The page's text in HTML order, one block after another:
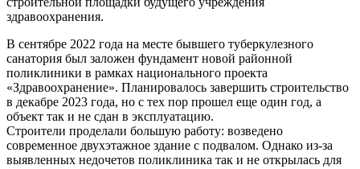
здравоохранения.
В сентябре 2022 года на месте бывшего туберкулезного
санатория был заложен фундамент новой районной
поликлиники в рамках национального проекта
«Здравоохранение». Планировалось завершить строительство
в декабре 2023 года, но с тех пор прошел еще один год, а
объект так и не сдан в эксплуатацию.
Строители проделали большую работу: возведено
современное двухэтажное здание с подвалом. Однако из-за
выявленных недочетов поликлиника так и не открылась для